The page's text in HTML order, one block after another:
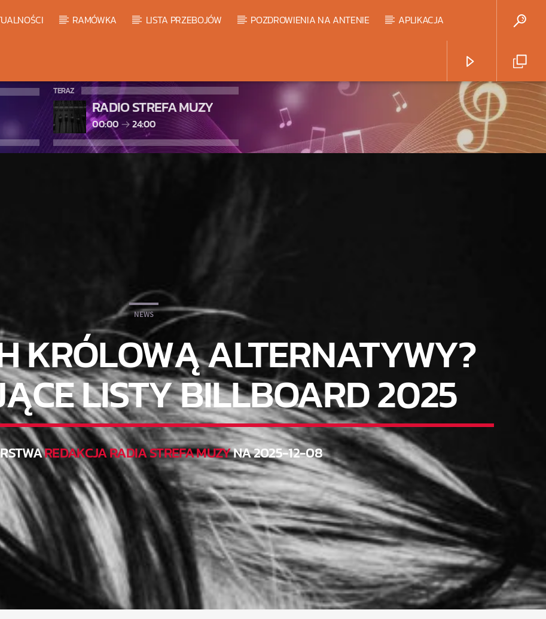
RAMÓWKA LISTA PRZEBOJÓW POZDROWIENIA NA ANTENIE APLIKACJA
TERAZ
RADIO STREFA MUZY
00:00 24:00
NEWS
KRÓLOWĄ ALTERNATYWY?
LISTY BILLBOARD 2025
REDAKCJA RADIA STREFA MUZYNA 2025-12-08